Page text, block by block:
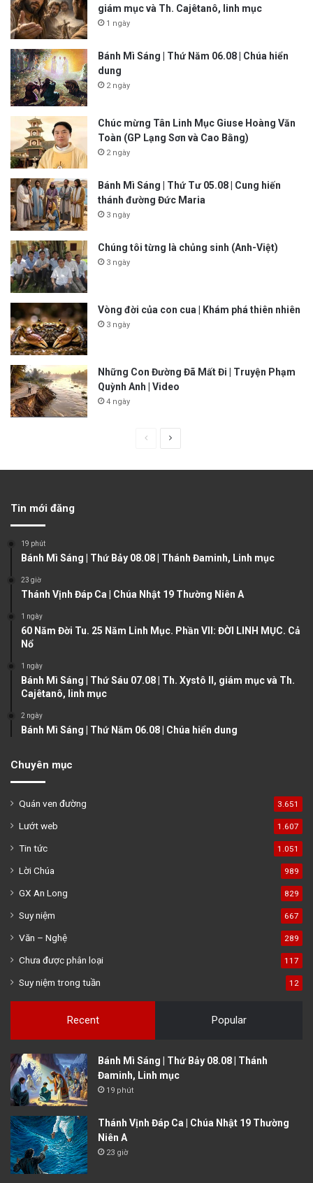
giám mục và Th. Cajêtanô, linh mục
1 ngày
Bánh Mì Sáng | Thứ Năm 06.08 | Chúa hiển
dung
2 ngày
Chúc mừng Tân Linh Mục Giuse Hoàng Văn
Toàn (GP Lạng Sơn và Cao Bằng)
2 ngày
Bánh Mì Sáng | Thứ Tư 05.08 | Cung hiến
thánh đường Đức Maria
3 ngày
Chúng tôi từng là chủng sinh (Anh-Việt)
3 ngày
Vòng đời của con cua | Khám phá thiên nhiên
3 ngày
Những Con Đường Đã Mất Đi | Truyện Phạm
Quỳnh Anh | Video
4 ngày
u
p
g
g
Tin mới đăng
19 phút
Bánh Mì Sáng | Thứ Bảy 08.08 | Thánh Đaminh, Linh mục
23 giờ
Thánh Vịnh Đáp Ca | Chúa Nhật 19 Thường Niên A
1 ngày
60 Năm Đời Tu. 25 Năm Linh Mục. Phần VII: ĐỜI LINH MỤC. Cả
Nổ
1 ngày
Bánh Mì Sáng | Thứ Sáu 07.08 | Th. Xystô II, giám mục và Th.
Cajêtanô, linh mục
2 ngày
Bánh Mì Sáng | Thứ Năm 06.08 | Chúa hiển dung
Chuyên mục
Quán ven đường 3.651
Lướt web 1.607
Tin tức 1.051
Lời Chúa 989
GX An Long 829
Suy niệm 667
Văn – Nghệ 289
Chưa được phân loại 117
Suy niệm trong tuần 12
Recent Popular
Bánh Mì Sáng | Thứ Bảy 08.08 | Thánh
Đaminh, Linh mục
19 phút
Thánh Vịnh Đáp Ca | Chúa Nhật 19 Thường
Niên A
23 giờ